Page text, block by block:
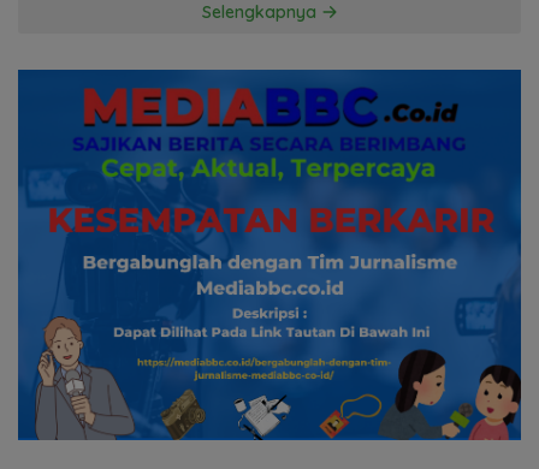
Selengkapnya